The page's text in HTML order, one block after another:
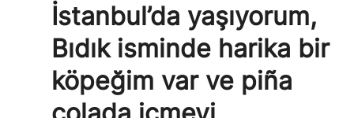
İstanbul’da yaşıyorum,
Bıdık isminde harika bir
köpeğim var ve piña